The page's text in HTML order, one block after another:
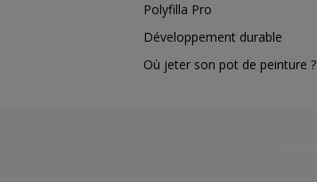
Polyfilla Pro
Développement durable
Où jeter son pot de peinture ?